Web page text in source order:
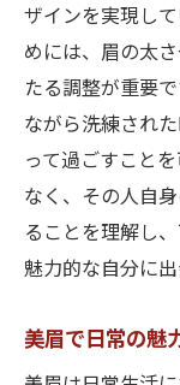
ザインを実現し
めには、眉の太
たる調整が重要
ながら洗練され
って過ごすこと
なく、その人自
ることを理解し
魅力的な自分に
美眉で日常の魅